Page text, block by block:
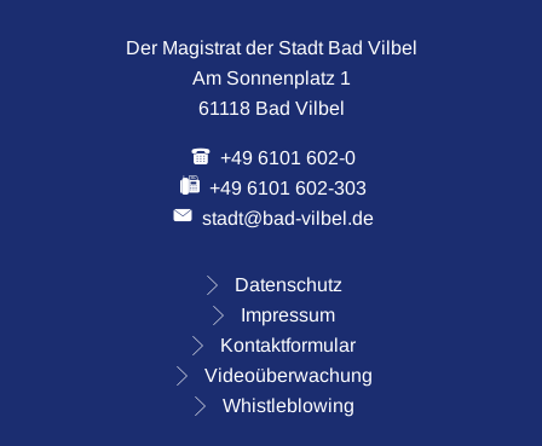
Der Magistrat der Stadt Bad Vilbel
Am Sonnenplatz 1
61118 Bad Vilbel
+49 6101 602-0
+49 6101 602-303
stadt@bad-vilbel.de
Datenschutz
Impressum
Kontaktformular
Videoüberwachung
Whistleblowing